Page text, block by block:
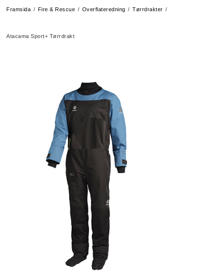
Framsida / Fire & Rescue / Overflateredning / Tørrdrakter /
Atacama Sport+ Tørrdrakt